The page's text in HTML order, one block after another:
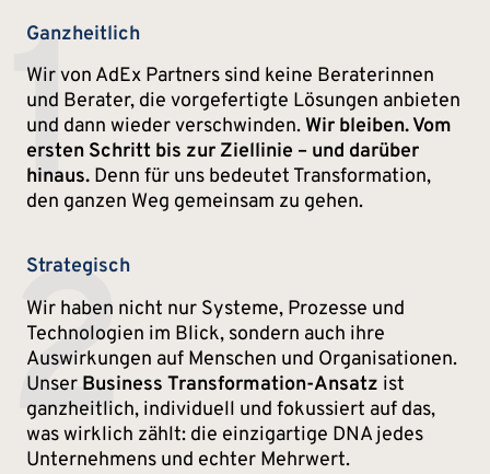
1
Ganzheitlich
Wir von AdEx Partners sind keine Beraterinnen
und Berater, die vorgefertigte Lösungen anbieten
und dann wieder verschwinden.Wir bleiben. Vom
ersten Schritt bis zur Ziellinie – und darüber
hinaus. Denn für uns bedeutet Transformation,
den ganzen Weg gemeinsam zu gehen.
2
Strategisch
Wir haben nicht nur Systeme, Prozesse und
Technologien im Blick, sondern auch ihre
Auswirkungen auf Menschen und Organisationen.
Unser Business Transformation-Ansatz ist
ganzheitlich, individuell und fokussiert auf das,
was wirklich zählt: die einzigartige DNA jedes
Unternehmens und echter Mehrwert.